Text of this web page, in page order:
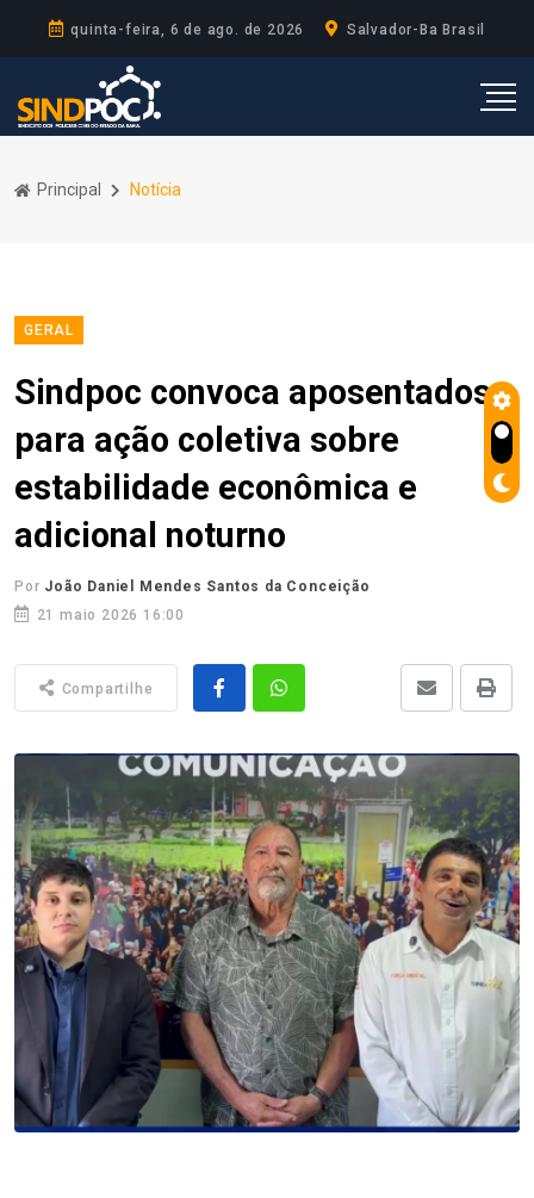
quinta-feira, 6 de ago. de 2026 Salvador-Ba Brasil
Principal Notícia
GERAL
Sindpoc convoca aposentados
para ação coletiva sobre
estabilidade econômica e
adicional noturno
Por João Daniel Mendes Santos da Conceição
21 maio 2026 16:00
Compartilhe